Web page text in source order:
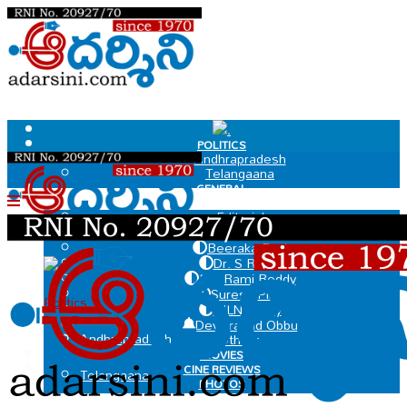
.
POLITICS
Andhrapradesh
Telangaana
GENERAL
EDIT PAGE
Editorial
Dr Govindaraju Chakradhar
Beeraka Ravi
Dr. S Ramu
MV Rami Reddy
Suresh Pillai
MLN Murty
Deviprasad Obbu
Others
MOVIES
CINE REVIEWS
PHOTOS
VIDEOS
.
Politics
Andhrapradesh
Telangaana